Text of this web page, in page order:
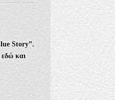
Story”.
εδώ και